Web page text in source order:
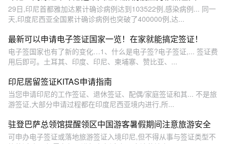
29日,印尼首都雅加达累计确诊病例达到103522例,感染病例... 同一
天,印度尼西亚全国累计确诊病例也突破了400000例,达...
最新可以申请电子签证国家一览！在家就能搞定签证！
电子签国家也有了新的变化…1、什么是电子签?电子签证,... 签证费
用后即可。土耳其、印度、印尼、柬埔寨、赞比亚、...
印尼居留签证KITAS申请指南
当您申请印尼的工作签证、退休签证、配偶/家庭签证和其... 不是旅
游签证,大部分申请过程都在印度尼西亚境内进行,所...
驻登巴萨总领馆提醒领区中国游客暑假期间注意旅游安全
可申办电子签证或落地旅游签证入境印尼,但不得从事与签证类型不